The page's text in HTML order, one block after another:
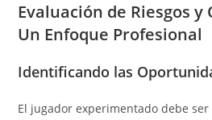
Evaluación de Riesgos
Un Enfoque Profesional
Identificando las
El jugador experimentado debe